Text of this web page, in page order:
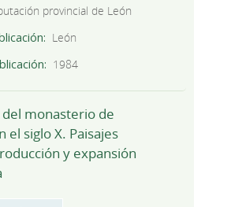
provincial de León
León
1984
monasterio de
el siglo X. Paisajes
y expansión